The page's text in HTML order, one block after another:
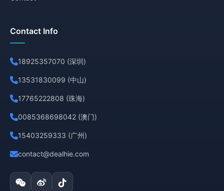
Contact Info
18925357070 (深圳)
13531830099 (中山)
17765222808 (珠海)
0085368698042 (澳门)
15403259333 (广州)
contact@dealhie.com